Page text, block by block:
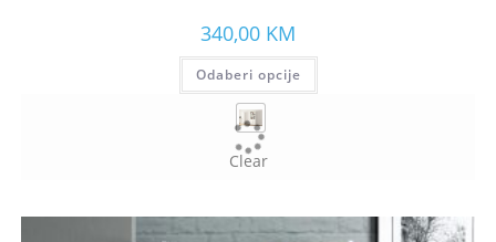
340,00 KM
Odaberi opcije
Clear